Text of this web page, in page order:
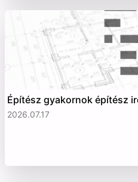
Építész gyakornok építész
2026.07.17